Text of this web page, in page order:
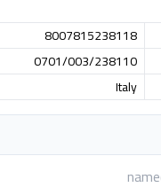
8007815238118
0701/003/238110
Italy